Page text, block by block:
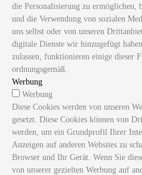
die Personalisierung zu ermöglichen,
und die Verwendung von sozialen
uns selbst oder von unseren
digitale Dienste wir hinzugefügt
zulassen, funktionieren einige dieser
ordnungsgemäß.
Werbung
Werbung
Diese Cookies werden von unseren
gesetzt. Diese Cookies können von
werden, um ein Grundprofil Ihrer
Anzeigen auf anderen Websites zu
Browser und Ihr Gerät. Wenn Sie
von unserer gezielten Werbung auf